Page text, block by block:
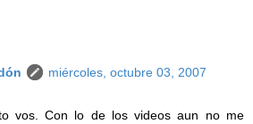
miércoles, octubre 03, 2007
vos. Con lo de los videos aun no me